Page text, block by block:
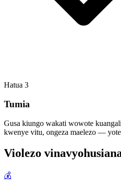
Hatua 3
Tumia
Gusa kiungo wakati wowote
kwenye vitu, ongeza maelezo —
Violezo
💰